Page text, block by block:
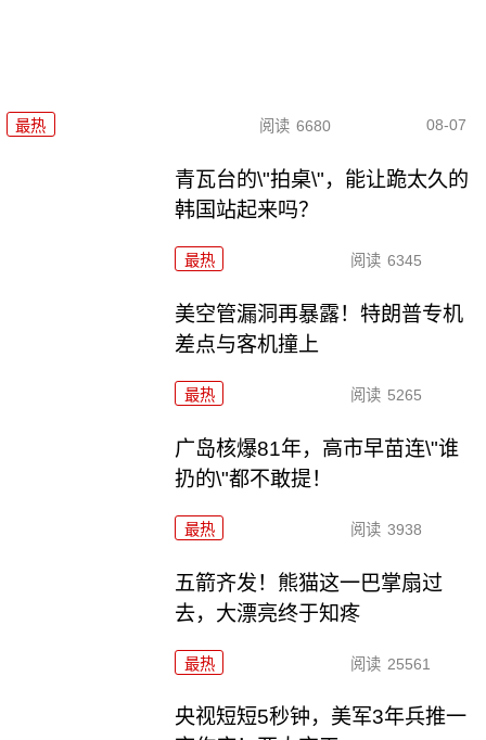
最热 阅读 6680 08-07
青瓦台的\"拍桌\"，能让跪太久的
韩国站起来吗？
最热 阅读 6345
美空管漏洞再暴露！特朗普专机
差点与客机撞上
最热 阅读 5265
广岛核爆81年，高市早苗连\"谁
扔的\"都不敢提！
最热 阅读 3938
五箭齐发！熊猫这一巴掌扇过
去，大漂亮终于知疼
最热 阅读 25561
央视短短5秒钟，美军3年兵推一